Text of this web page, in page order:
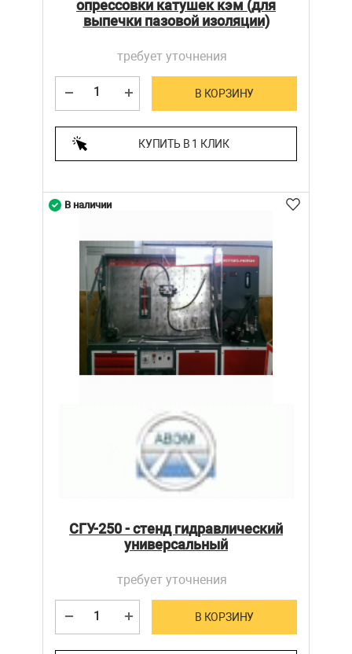
опрессовки катушек кэм (для
выпечки пазовой изоляции)
требует уточнения
В КОРЗИНУ
КУПИТЬ В 1 КЛИК
СГУ-250 - стенд гидравлический
универсальный
требует уточнения
В КОРЗИНУ
В наличии